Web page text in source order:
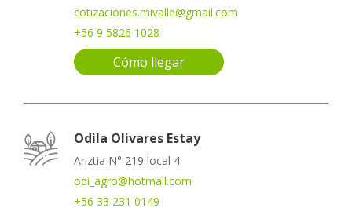
cotizaciones.mivalle@gmail.com
+56 9 5826 1028
Cómo llegar
Odila Olivares Estay
Ariztia N° 219 local 4
odi_agro@hotmail.com
+56 33 231 0149